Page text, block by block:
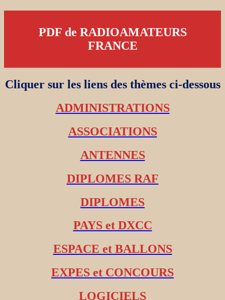
PDF de RADIOAMATEURS
FRANCE
Cliquer sur les liens des thèmes ci-dessous
ADMINISTRATIONS
ASSOCIATIONS
ANTENNES
DIPLOMES RAF
DIPLOMES
PAYS et DXCC
ESPACE et BALLONS
EXPES et CONCOURS
LOGICIELS